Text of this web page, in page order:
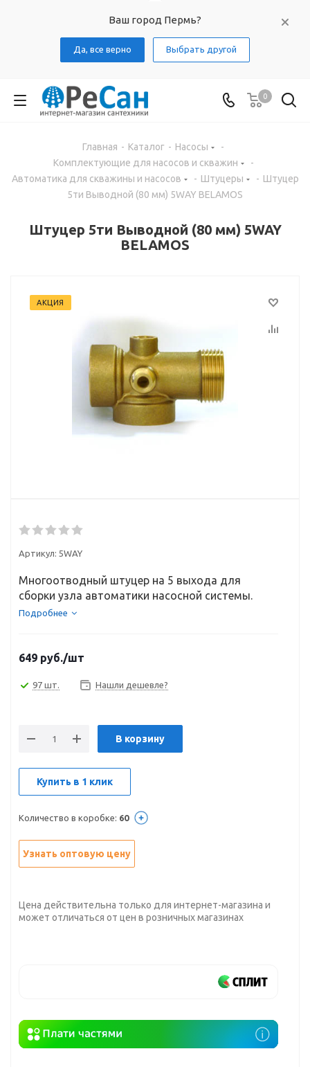
Ваш город Пермь?
Да, все верно Выбрать другой
0
Главная - Каталог - Насосы
-
Комплектующие для насосов и скважин
-
Автоматика для скважины и насосов
- Штуцеры - Штуцер
5ти Выводной (80 мм) 5WAY BELAMOS
Штуцер 5ти Выводной (80 мм) 5WAY
BELAMOS
АКЦИЯ
Артикул: 5WAY
Многоотводный штуцер на 5 выхода для
сборки узла автоматики насосной системы.
Подробнее
649 руб./шт
97 шт. Нашли дешевле?
В корзину
Купить в 1 клик
Количество в коробке: 60
Узнать оптовую цену
Цена действительна только для интернет-магазина и
может отличаться от цен в розничных магазинах